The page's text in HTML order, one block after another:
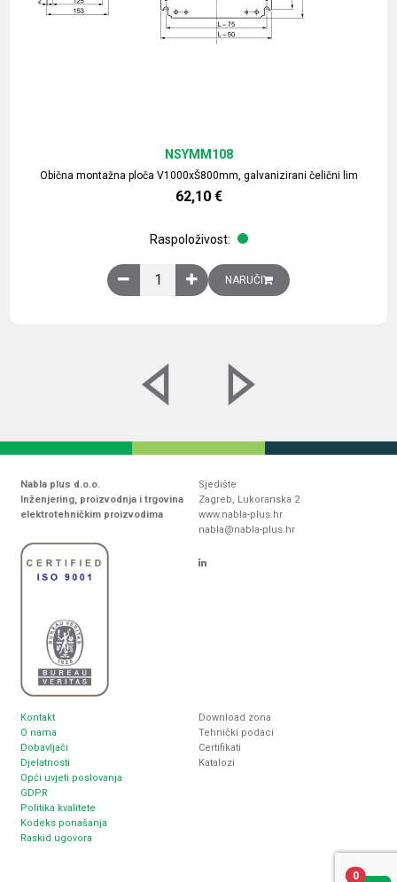
Obična montažna ploča V1000xŠ800mm, galvanizirani čelični lim
NSYMM108
62,10 €
Raspoloživost:
Obična montažna ploča V1000xŠ800mm,
NARUČI
Nabla plus d.o.o.
Inženjering, proizvodnja i trgovina
elektrotehničkim proizvodima
Sjedište
Zagreb, Lukoranska 2
www.nabla-plus.hr
nabla@nabla-plus.hr
Kontakt
O nama
Dobavljači
Djelatnosti
Opći uvjeti poslovanja
GDPR
Politika kvalitete
Kodeks ponašanja
Raskid ugovora
Download zona
Tehnički podaci
Certifikati
Katalozi
0